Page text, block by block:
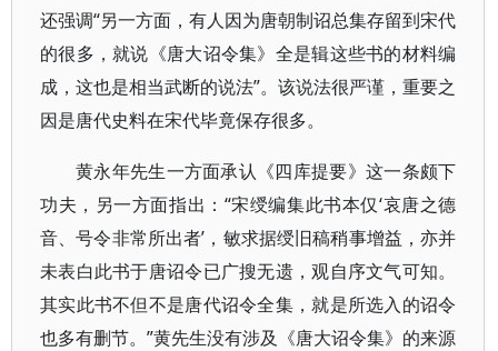
还强调“另一方面，有人因为唐朝制诏总集存留到宋代
的很多，就说《唐大诏令集》全是辑这些书的材料编
成，这也是相当武断的说法”。该说法很严谨，重要之
因是唐代史料在宋代毕竟保存很多。
黄永年先生一方面承认《四库提要》这一条颇下
功夫，另一方面指出：“宋绶编集此书本仅‘哀唐之德
音、号令非常所出者’，敏求据绶旧稿稍事增益，亦并
未表白此书于唐诏令已广搜无遗，观自序文气可知。
其实此书不但不是唐代诏令全集，就是所选入的诏令
也多有删节。”黄先生没有涉及《唐大诏令集》的来源